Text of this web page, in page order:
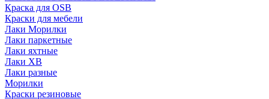
Краска для OSB
Краски для мебели
Лаки Морилки
Лаки паркетные
Лаки яхтные
Лаки ХВ
Лаки разные
Морилки
Краски резиновые